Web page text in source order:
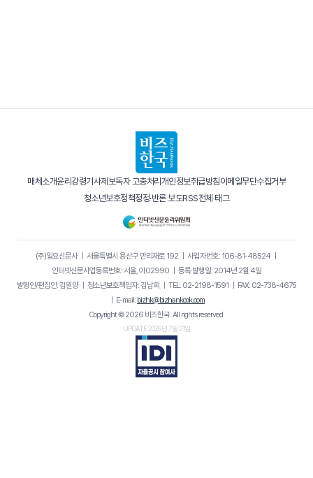
매체소개윤리강령기사제보독자 고충처리개인정보취급방침이메일무단수집거부
청소년보호정책정정·반론 보도RSS전체 태그
(주)일요신문사｜ 서울특별시 용산구 만리재로 192｜ 사업자번호: 106-81-48524｜
인터넷신문사업등록번호: 서울, 아02990 ｜ 등록·발행일: 2014년 2월 4일
발행인/편집인: 김원양｜ 청소년보호책임자: 김남희 ｜ TEL: 02-2198-1591 ｜ FAX: 02-738-4675
｜ E-mail: bizhk@bizhankook.com
Copyright © 2026 비즈한국. All rights reserved.
UPDATE 2026년 7월 21일